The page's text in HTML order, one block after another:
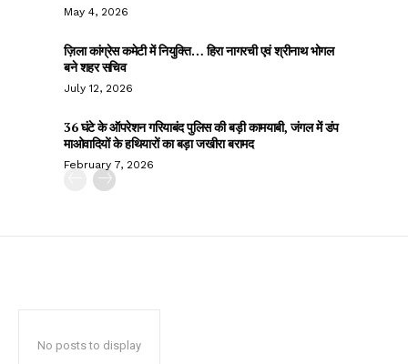
May 4, 2026
ज़िला कांग्रेस कमेटी में नियुक्ति… हिरा नागरची एवं श्रीनाथ भोगल
बने शहर सचिव
July 12, 2026
36 घंटे के ऑपरेशन गरियाबंद पुलिस की बड़ी कामयाबी, जंगल में डंप
माओवादियों के हथियारों का बड़ा जखीरा बरामद
February 7, 2026
No posts to display